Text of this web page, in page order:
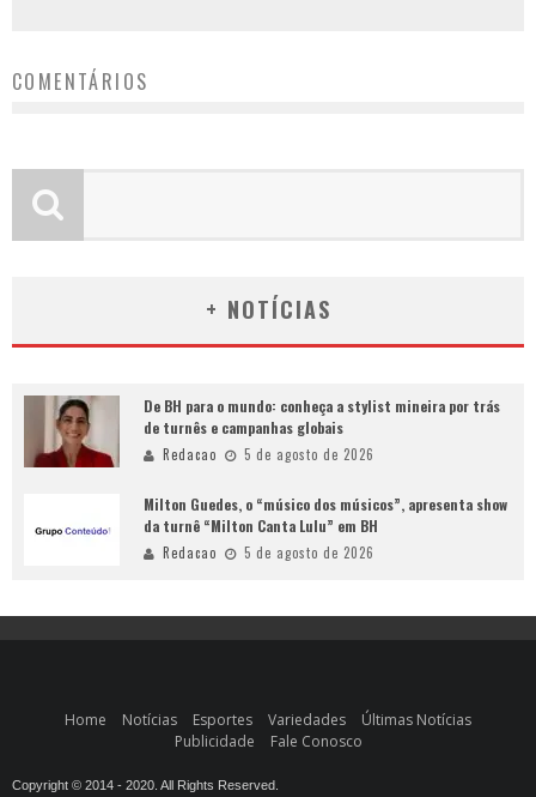
COMENTÁRIOS
+ NOTÍCIAS
De BH para o mundo: conheça a stylist mineira por trás
de turnês e campanhas globais
Redacao 5 de agosto de 2026
Milton Guedes, o “músico dos músicos”, apresenta show
da turnê “Milton Canta Lulu” em BH
Redacao 5 de agosto de 2026
Home Notícias Esportes Variedades
Últimas Notícias
Publicidade
Fale Conosco
Copyright © 2014 - 2020. All Rights Reserved.